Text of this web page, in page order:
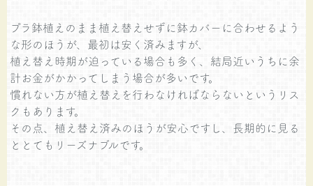
プラ鉢植えのまま植え替えせずに鉢カバーに合わせるよう
な形のほうが、最初は安く済みますが、
植え替え時期が迫っている場合も多く、結局近いうちに余
計お金がかかってしまう場合が多いです。
慣れない方が植え替えを行わなければならないというリス
クもあります。
その点、植え替え済みのほうが安心ですし、長期的に見る
ととてもリーズナブルです。